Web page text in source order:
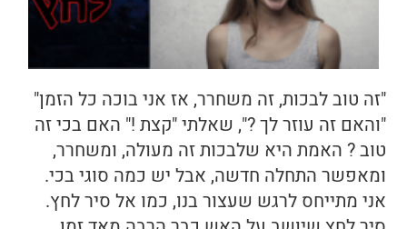
"זה טוב לבכות, זה משחרר, אז אני בוכה כל הזמן"
"והאם זה עוזר לך ?", שאלתי "קצת !" האם בכי זה
טוב ? האמת היא שלבכות זה מעולה, ומשחרר,
ומאפשר התחלה חדשה, אבל יש כמה סוגי בכי.
אני מתייחס לרגש שעצור בנו, כמו אל סיר לחץ.